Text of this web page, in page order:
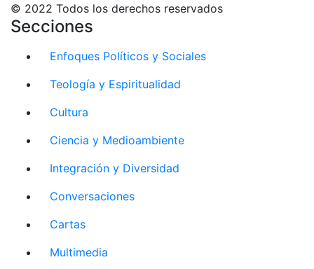
© 2022 Todos los derechos reservados
Secciones
Enfoques Políticos y Sociales
Teología y Espiritualidad
Cultura
Ciencia y Medioambiente
Integración y Diversidad
Conversaciones
Cartas
Multimedia